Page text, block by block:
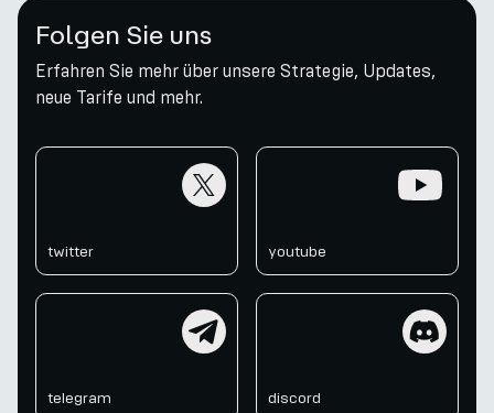
Folgen Sie uns
Erfahren Sie mehr über unsere Strategie, Updates,
neue Tarife und mehr.
twitter youtube
telegram discord